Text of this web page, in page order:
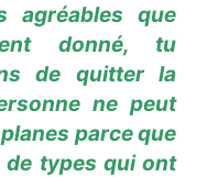
agréables que
donné, tu
de quitter la
ne peut
parce que
de types qui ont